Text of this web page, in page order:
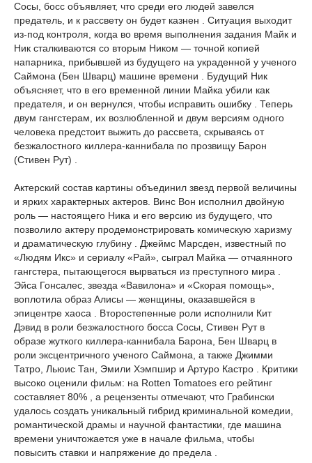
Сосы, босс объявляет, что среди его людей завелся
предатель, и к рассвету он будет казнен . Ситуация выходит
из-под контроля, когда во время выполнения задания Майк и
Ник сталкиваются со вторым Ником — точной копией
напарника, прибывшей из будущего на украденной у ученого
Саймона (Бен Шварц) машине времени . Будущий Ник
объясняет, что в его временной линии Майка убили как
предателя, и он вернулся, чтобы исправить ошибку . Теперь
двум гангстерам, их возлюбленной и двум версиям одного
человека предстоит выжить до рассвета, скрываясь от
безжалостного киллера-каннибала по прозвищу Барон
(Стивен Рут) .
Актерский состав картины объединил звезд первой величины
и ярких характерных актеров. Винс Вон исполнил двойную
роль — настоящего Ника и его версию из будущего, что
позволило актеру продемонстрировать комическую харизму
и драматическую глубину . Джеймс Марсден, известный по
«Людям Икс» и сериалу «Рай», сыграл Майка — отчаянного
гангстера, пытающегося вырваться из преступного мира .
Эйса Гонсалес, звезда «Вавилона» и «Скорая помощь»,
воплотила образ Алисы — женщины, оказавшейся в
эпицентре хаоса . Второстепенные роли исполнили Кит
Дэвид в роли безжалостного босса Сосы, Стивен Рут в
образе жуткого киллера-каннибала Барона, Бен Шварц в
роли эксцентричного ученого Саймона, а также Джимми
Татро, Льюис Тан, Эмили Хэмпшир и Артуро Кастро . Критики
высоко оценили фильм: на Rotten Tomatoes его рейтинг
составляет 80% , а рецензенты отмечают, что Грабински
удалось создать уникальный гибрид криминальной комедии,
романтической драмы и научной фантастики, где машина
времени уничтожается уже в начале фильма, чтобы
повысить ставки и напряжение до предела .